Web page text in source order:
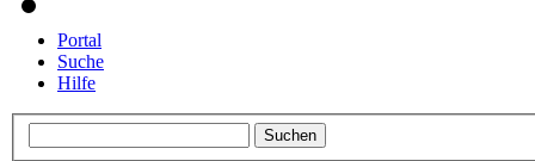
Portal
Suche
Hilfe